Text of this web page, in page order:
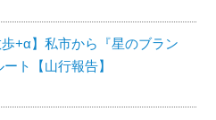
歩+α】私市から『星のブラン
ト【山行報告】